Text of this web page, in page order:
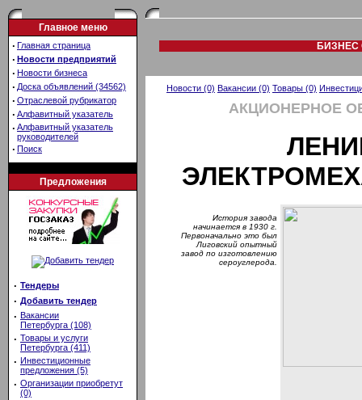
Главное меню
· Главная страница
· Новости предприятий
· Новости бизнеса
· Доска объявлений (34562)
· Отраслевой рубрикатор
· Алфавитный указатель
· Алфавитный указатель
руководителей
· Поиск
Предложения
· Тендеры
· Добавить тендер
· Вакансии
Петербурга (108)
· Товары и услуги
Петербурга (411)
· Инвестиционные
предложения (5)
· Организации приобретут
(0)
БИЗНЕС
Новости (0) Вакансии (0) Товары (0)
АКЦИОНЕРНОЕ
История завода
начинается в 1930 г.
Первоначально это был
Лиговский опытный
завод по изготовлению
сероуглерода.